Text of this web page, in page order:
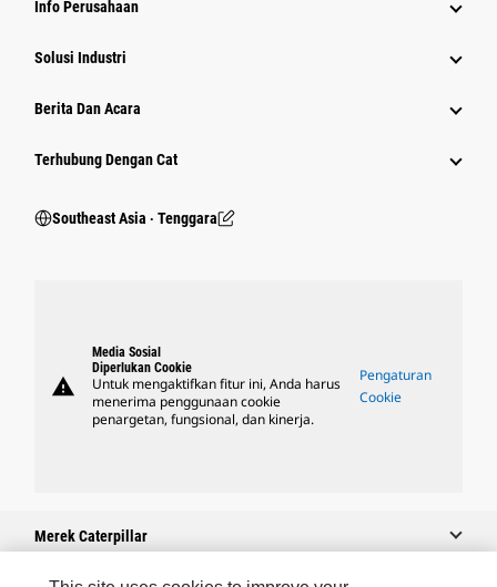
Info Perusahaan
Solusi Industri
Berita Dan Acara
Terhubung Dengan Cat
Southeast Asia ‧ Tenggara
warning
Media Sosial
Diperlukan Cookie
Untuk mengaktifkan fitur ini, Anda harus
menerima penggunaan cookie
penargetan, fungsional, dan kinerja.
Pengaturan
Cookie
Merek Caterpillar